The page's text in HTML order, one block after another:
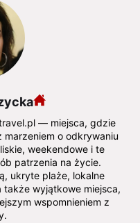
— miejsca, gdzie
o odkrywaniu
weekendowe i te
patrzenia na życie.
ukryte plaże, lokalne
wyjątkowe miejsca,
wspomnieniem z